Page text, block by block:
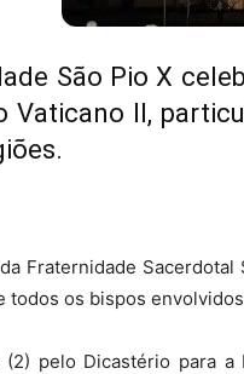
São Pio X
Vaticano II,
Fraternidade
todos os bispos
(2) pelo Dicastério para